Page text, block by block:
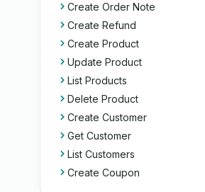
Create Order Note
Create Refund
Create Product
Update Product
List Products
Delete Product
Create Customer
Get Customer
List Customers
Create Coupon